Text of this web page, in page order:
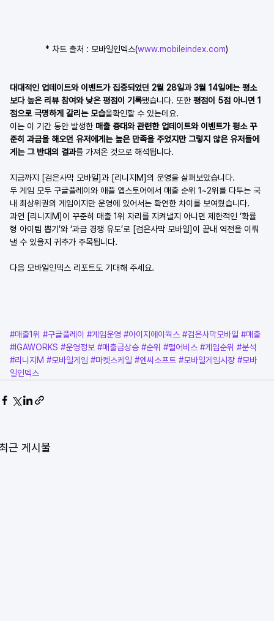
* 차트 출처 : 모바일인덱스(www.mobileindex.com)
대대적인 업데이트와 이벤트가 집중되었던 2월 28일과 3월 14일에는 평소
보다 높은 리뷰 참여와 낮은 평점이 기록됐습니다. 또한 평점이 5점 아니면 1
점으로 극명하게 갈리는 모습을확인할 수 있는데요.
이는 이 기간 동안 발생한 매출 증대와 관련한 업데이트와 이벤트가 평소 꾸
준히 과금을 해오던 유저에게는 높은 만족을 주었지만 그렇지 않은 유저들에
게는 그 반대의 결과를 가져온 것으로 해석됩니다.
지금까지 [검은사막 모바일]과 [리니지M]의 운영을 살펴보았습니다.
두 게임 모두 구글플레이와 애플 앱스토어에서 매출 순위 1~2위를 다투는 국
내 최상위권의 게임이지만 운영에 있어서는 확연한 차이를 보여줬습니다.
과연 [리니지M]이 꾸준히 매출 1위 자리를 지켜낼지 아니면 제한적인 ‘확률
형 아이템 뽑기’와 ‘과금 경쟁 유도’로 [검은사막 모바일]이 끝내 역전을 이뤄
낼 수 있을지 귀추가 주목됩니다.
다음 모바일인덱스 리포트도 기대해 주세요.
#매출1위 #구글플레이 #게임운영 #아이지에이웍스 #검은사막모바일 #매출
#IGAWORKS #운영정보 #매출급상승 #순위 #펄어비스 #게임순위 #분석
#리니지M #모바일게임 #마켓스케일 #엔씨소프트 #모바일게임시장 #모바
일인덱스
근 게시물